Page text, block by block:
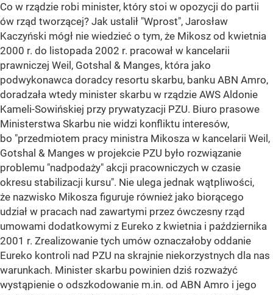
Co w rządzie robi minister, który stoi w opozycji do partii
ów rząd tworzącej? Jak ustalił "Wprost", Jarosław
Kaczyński mógł nie wiedzieć o tym, że Mikosz od kwietnia
2000 r. do listopada 2002 r. pracował w kancelarii
prawniczej Weil, Gotshal & Manges, która jako
podwykonawca doradcy resortu skarbu, banku ABN Amro,
doradzała wtedy minister skarbu w rządzie AWS Aldonie
Kameli-Sowińskiej przy prywatyzacji PZU. Biuro prasowe
Ministerstwa Skarbu nie widzi konfliktu interesów,
bo "przedmiotem pracy ministra Mikosza w kancelarii Weil,
Gotshal & Manges w projekcie PZU było rozwiązanie
problemu "nadpodaży" akcji pracowniczych w czasie
okresu stabilizacji kursu". Nie ulega jednak wątpliwości,
że nazwisko Mikosza figuruje również jako biorącego
udział w pracach nad zawartymi przez ówczesny rząd
umowami dodatkowymi z Eureko z kwietnia i października
2001 r. Zrealizowanie tych umów oznaczałoby oddanie
Eureko kontroli nad PZU na skrajnie niekorzystnych dla nas
warunkach. Minister skarbu powinien dziś rozważyć
wystąpienie o odszkodowanie m.in. od ABN Amro i jego